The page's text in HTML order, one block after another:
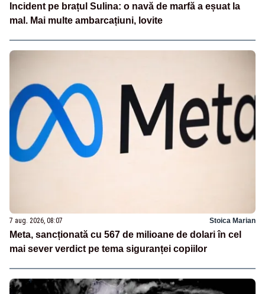
Incident pe brațul Sulina: o navă de marfă a eșuat la
mal. Mai multe ambarcațiuni, lovite
7 aug. 2026, 08:07 Stoica Marian
Meta, sancționată cu 567 de milioane de dolari în cel
mai sever verdict pe tema siguranței copiilor